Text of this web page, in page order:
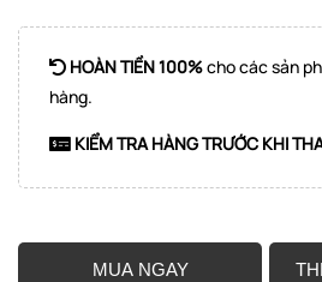
HOÀN TIỀN 100%cho các sản
hàng.
KIỂM TRA HÀNG TRƯỚC KHI
MUA NGAY